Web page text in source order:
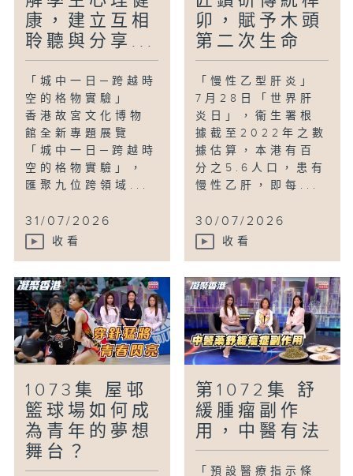
康，建立互相
聆聽與分享...
「城中一日─跨越時
空的格物實驗」
香港故宮文化博物
館全新專題展覽
「城中一日─跨越時
空的格物實驗」，
匯聚九位跨領域...
31/07/2026
收看
卯，賦予木頭
第二次生命
「慢性乙型肝炎」
7月28日「世界肝
炎日」，衞生署根
據截至2022年之數
據估算，本港有百
分之5.6人口，患有
慢性乙肝，即每...
30/07/2026
收看
1073集 屋邨
籃球場如何成
為青年的夢想
舞台？
第1072集 舒
緩腫瘤副作
用，中醫有法
「預設醫療指示條